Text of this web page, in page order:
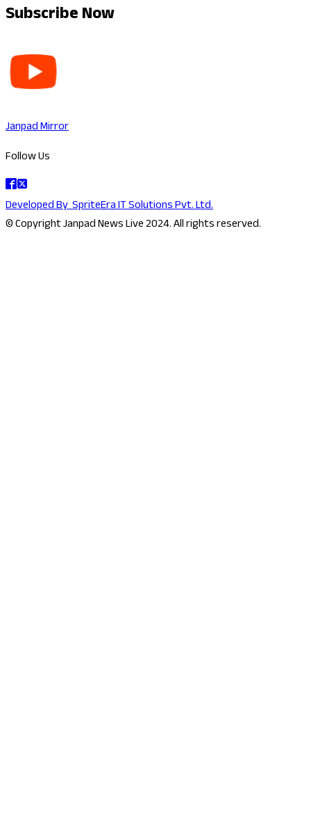
Subscribe Now
Janpad Mirror
Follow Us
Developed BySpriteEra IT Solutions Pvt. Ltd.
© Copyright Janpad News Live 2024. All rights reserved.